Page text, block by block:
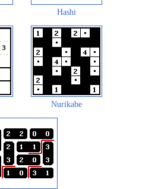
Hashi
Nurikabe